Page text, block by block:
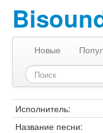
Новые
Исполнитель:
Название песни: